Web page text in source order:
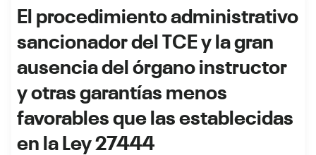
El procedimiento administrativo
sancionador del TCE y la gran
ausencia del órgano instructor
y otras garantías menos
favorables que las establecidas
en la Ley 27444